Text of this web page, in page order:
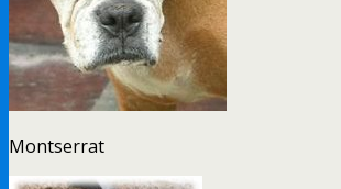
Montserrat